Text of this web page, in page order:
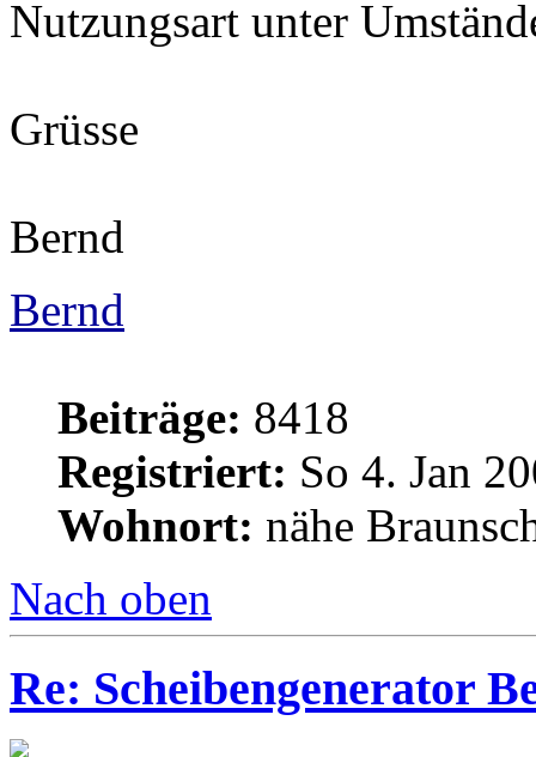
Nutzungsart unter
Grüsse
Bernd
Bernd
Beiträge: 8418
Registriert: So 4. Jan
Wohnort: nähe
Nach oben
Re: Scheibengenerator